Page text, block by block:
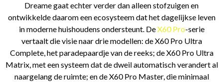
Dreame gaat echter verder dan alleen stofzuigen en
ontwikkelde daarom een ecosysteem dat het dagelijkse leven
in moderne huishoudens ondersteunt. DeX60 Pro-serie
vertaalt die visie naar drie modellen: de X60 Pro Ultra
Complete, het paradepaardje van de reeks; de X60 Pro Ultra
Matrix, met een systeem dat de dweil automatisch verandert al
naargelang de ruimte; en de X60 Pro Master, die minimaal